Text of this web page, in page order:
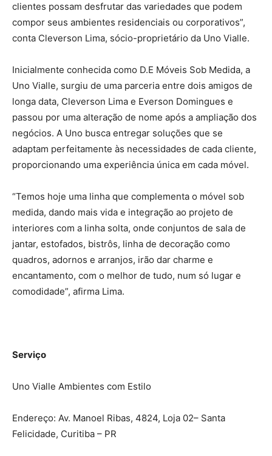
clientes possam desfrutar das variedades que podem
compor seus ambientes residenciais ou corporativos”,
conta Cleverson Lima, sócio-proprietário da Uno Vialle.
Inicialmente conhecida como D.E Móveis Sob Medida, a
Uno Vialle, surgiu de uma parceria entre dois amigos de
longa data, Cleverson Lima e Everson Domingues e
passou por uma alteração de nome após a ampliação dos
negócios. A Uno busca entregar soluções que se
adaptam perfeitamente às necessidades de cada cliente,
proporcionando uma experiência única em cada móvel.
“Temos hoje uma linha que complementa o móvel sob
medida, dando mais vida e integração ao projeto de
interiores com a linha solta, onde conjuntos de sala de
jantar, estofados, bistrôs, linha de decoração como
quadros, adornos e arranjos, irão dar charme e
encantamento, com o melhor de tudo, num só lugar e
comodidade”, afirma Lima.
Serviço
Uno Vialle Ambientes com Estilo
Endereço: Av. Manoel Ribas, 4824, Loja 02– Santa
Felicidade, Curitiba – PR